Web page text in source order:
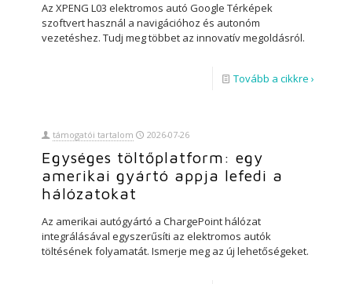
Az XPENG L03 elektromos autó Google Térképek
szoftvert használ a navigációhoz és autonóm
vezetéshez. Tudj meg többet az innovatív megoldásról.
Tovább a cikkre ›
támogatói tartalom 2026-07-26
Egységes töltőplatform: egy
amerikai gyártó appja lefedi a
hálózatokat
Az amerikai autógyártó a ChargePoint hálózat
integrálásával egyszerűsíti az elektromos autók
töltésének folyamatát. Ismerje meg az új lehetőségeket.